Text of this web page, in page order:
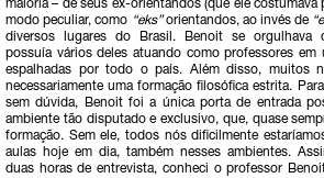
maioria – de seus ex-orientandos (que ele costumava
modo peculiar, como “eks”orientandos, ao invés de
diversos lugares do Brasil. Benoit se orgulhava
possuía vários deles atuando como professores em
espalhadas por todo o país. Além disso, muitos
necessariamente uma formação filosófica estrita.
sem dúvida, Benoit foi a única porta de entrada
ambiente tão disputado e exclusivo, que, quase
formação. Sem ele, todos nós dificilmente
aulas hoje em dia, também nesses ambientes.
duas horas de entrevista, conheci o professor